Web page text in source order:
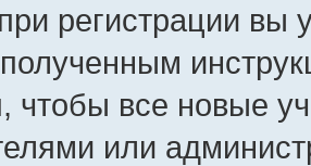
регистрации вы
чтобы все новые
или